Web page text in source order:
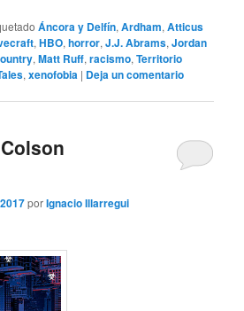
Áncora y Delfín,Ardham,Atticus
,HBO,horror,J.J. Abrams,Jordan
,Matt Ruff,racismo,Territorio
,xenofobia | Deja un comentario
porIgnacio Illarregui